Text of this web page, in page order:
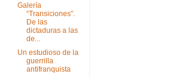
Galería
“Transiciones”.
De las
dictaduras a las
de...
Un estudioso de la
guerrilla
antifranquista